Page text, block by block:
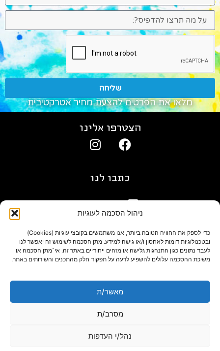
ניהול הסכמה לעוגיות
כדי לספק את החוויה הטובה ביותר, אנו משתמשים בקובצי עוגיות (Cookies)
ובטכנולוגיות דומות לאחסון ו/או גישה למידע. מתן הסכמה לשימוש זה יאפשר לנו
לעבד נתונים כגון התנהגות גלישה או מזהים ייחודיים באתר זה. אי־מתן הסכמה או
משיכת ההסכמה עלולים להשפיע לרעה על תפקוד חלק מהתכנים והשירותים באתר.
מאשר/ת
מסרב/ת
נהל/י העדפות
שליחה
מלאו את הפרטים להצעת מחיר אטרקטיבית
פרטי התקשרות
09-7412718
כתבו לנו
gil@agn.co.il
הצטרפו אלינו